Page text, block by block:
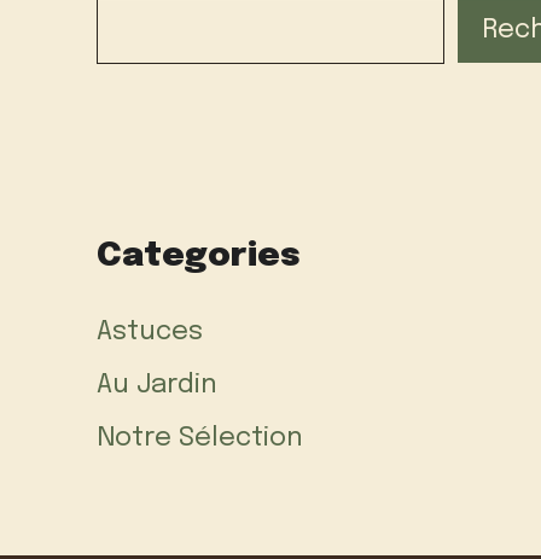
Categories
Astuces
Au Jardin
Notre Sélection